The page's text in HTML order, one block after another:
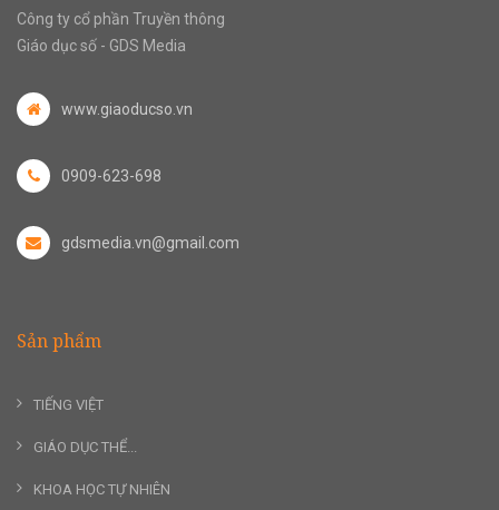
Công ty cổ phần Truyền thông
Giáo dục số - GDS Media
www.giaoducso.vn
0909-623-698
gdsmedia.vn@gmail.com
Sản phẩm
TIẾNG VIỆT
GIÁO DỤC THỂ...
KHOA HỌC TỰ NHIÊN